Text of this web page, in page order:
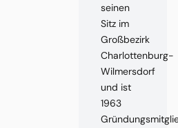
seinen
Sitz im
Großbezirk
Charlottenburg-
Wilmersdorf
und ist
1963